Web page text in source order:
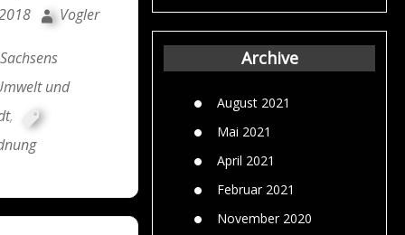
Archive
August 2021
Mai 2021
April 2021
Februar 2021
November 2020
Vogler
Sachsens
und
,